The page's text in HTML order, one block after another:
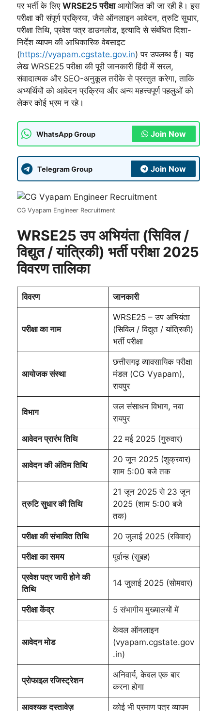
पर भर्ती के लिए WRSE25 परीक्षाआयोजित की जा रही है। इस
परीक्षा की संपूर्ण प्रक्रिया, जैसे ऑनलाइन आवेदन, त्रुटि सुधार,
परीक्षा तिथि, प्रवेश पत्र डाउनलोड, इत्यादि से संबंधित दिशा-
निर्देश व्यापम की आधिकारिक वेबसाइट
(https://vyapam.cgstate.gov.in) पर उपलब्ध हैं। यह
लेख WRSE25 परीक्षा की पूरी जानकारी हिंदी में सरल,
संवादात्मक और SEO-अनुकूल तरीके से प्रस्तुत करेगा, ताकि
अभ्यर्थियों को आवेदन प्रक्रिया और अन्य महत्त्वपूर्ण पहलुओं को
लेकर कोई भ्रम न रहे।
WhatsApp Group Join Now
Telegram Group Join Now
CG Vyapam Engineer Recruitment
WRSE25 उप अभियंता (सिविल /
विद्युत / यांत्रिकी) भर्ती परीक्षा 2025
विवरण तालिका
विवरण जानकारी
परीक्षा का नाम
WRSE25 – उप अभियंता
(सिविल / विद्युत / यांत्रिकी)
भर्ती परीक्षा
आयोजक संस्था
छत्तीसगढ़ व्यावसायिक परीक्षा
मंडल (CG Vyapam),
रायपुर
विभाग
जल संसाधन विभाग, नवा
रायपुर
आवेदन प्रारंभ तिथि 22 मई 2025 (गुरुवार)
आवेदन की अंतिम तिथि
20 जून 2025 (शुक्रवार)
शाम 5:00 बजे तक
त्रुटि सुधार की तिथि
21 जून 2025 से 23 जून
2025 (शाम 5:00 बजे
तक)
परीक्षा की संभावित तिथि 20 जुलाई 2025 (रविवार)
परीक्षा का समय पूर्वान्ह (सुबह)
प्रवेश पत्र जारी होने की
तिथि
14 जुलाई 2025 (सोमवार)
परीक्षा केंद्र 5 संभागीय मुख्यालयों में
आवेदन मोड
केवल ऑनलाइन
(vyapam.cgstate.gov
.in)
प्रोफाइल रजिस्ट्रेशन
अनिवार्य, केवल एक बार
करना होगा
आवश्यक दस्तावेज़ कोई भी प्रमाण पत्र व्यापम